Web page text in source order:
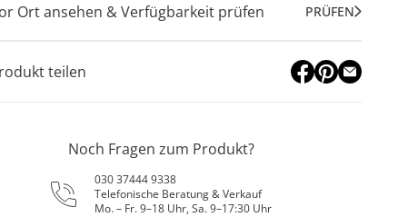
Ort ansehen & Verfügbarkeit prüfen PRÜFEN
teilen
Noch Fragen zum Produkt?
030 37444 9338
Telefonische Beratung & Verkauf
Mo. – Fr. 9–18 Uhr, Sa. 9–17:30 Uhr